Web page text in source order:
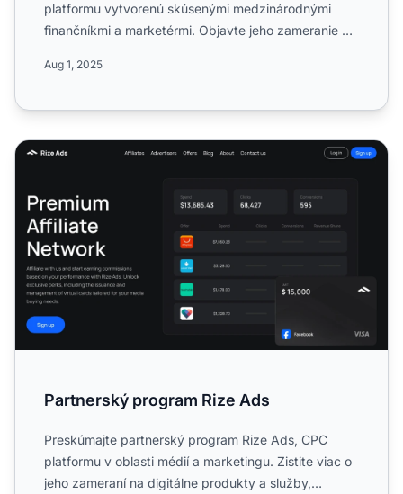
platformu vytvorenú skúsenými medzinárodnými
finančníkmi a marketérmi. Objavte jeho zameranie na
Aug 1, 2025
Partnerský program Rize Ads
Partnerský program Rize Ads
Preskúmajte partnerský program Rize Ads, CPC
platformu v oblasti médií a marketingu. Zistite viac o
jeho zameraní na digitálne produkty a služby,